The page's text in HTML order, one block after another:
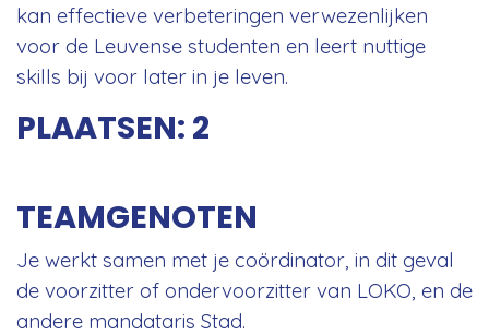
kan effectieve verbeteringen verwezenlijken
voor de Leuvense studenten en leert nuttige
skills bij voor later in je leven.
PLAATSEN: 2
TEAMGENOTEN
Je werkt samen met je coördinator, in dit geval
de voorzitter of ondervoorzitter van LOKO, en de
andere mandataris Stad.